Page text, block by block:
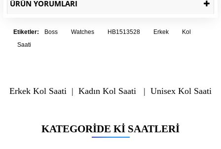
ÜRÜN YORUMLARI
Etiketler: Boss Watches HB1513528 Erkek
Kol
Saati
Erkek Kol Saati| Kadın Kol Saati| Unisex Kol Saati
KATEGORIDE KI SAATLERI